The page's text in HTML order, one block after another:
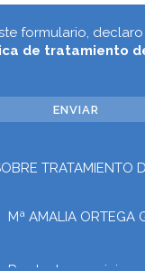
formulario,
de tratamiento
TRATAMIENTO
Mª AMALIA ORTEGA